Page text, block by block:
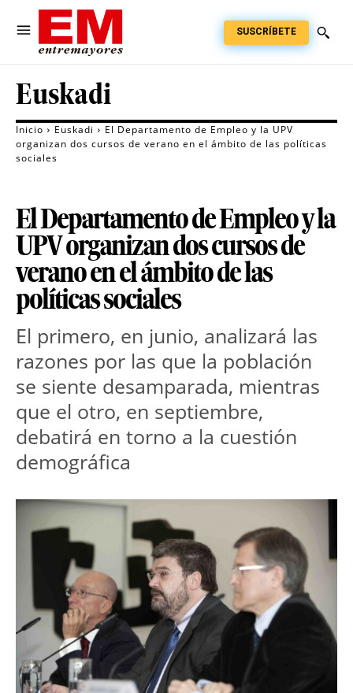
SUSCRÍBETE
Euskadi
Inicio Euskadi
El Departamento de Empleo y la UPV
organizan dos cursos de verano en el ámbito de las políticas
sociales
El Departamento de Empleo y la
UPV organizan dos cursos de
verano en el ámbito de las
políticas sociales
El primero, en junio, analizará las
razones por las que la población
se siente desamparada, mientras
que el otro, en septiembre,
debatirá en torno a la cuestión
demográfica